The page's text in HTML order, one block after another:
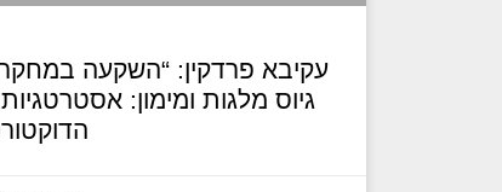
עקיבא פרדקין: “השקעה
גיוס מלגות ומימון: